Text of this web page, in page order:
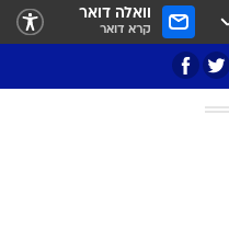
וואלה דואר
קרא דואר